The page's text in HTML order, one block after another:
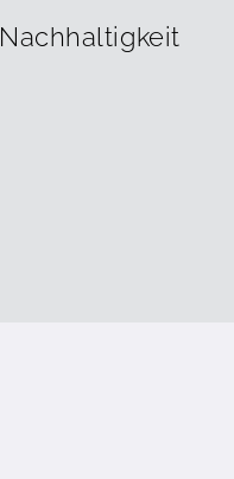
Nachhaltigkeit